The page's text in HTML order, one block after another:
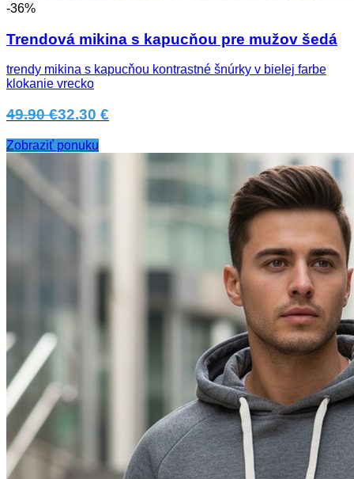
-36%
Trendová mikina s kapucňou pre mužov šedá
trendy mikina s kapucňou kontrastné šnúrky v bielej farbe
klokanie vrecko
49.90 €32.30 €
Zobraziť ponuku